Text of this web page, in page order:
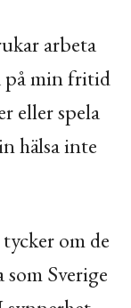
arbeta
på min fritid
eller spela
hälsa inte
om de
Sverige